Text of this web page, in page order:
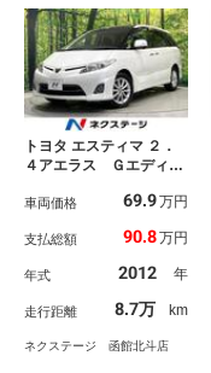
トヨタ エスティマ ２．
４アエラス Ｇエディシ
ドア 純正８インチナ
車 スマートキー ＨＩ
正１７インチアルミ オ
ートライト デュアルエ
アコン リアエアコン
Ｂｌｕｅｔｏｏｔｈ Ｃ
Ｄ
車両価格 69.9万円
支払総額 90.8万円
年式 2012 年
走行距離 8.7万 km
ネクステージ 函館北斗店